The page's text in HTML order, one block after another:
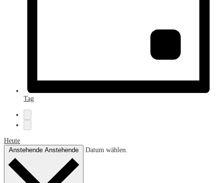
Tag
Heute
Anstehende Anstehende Datum wählen.